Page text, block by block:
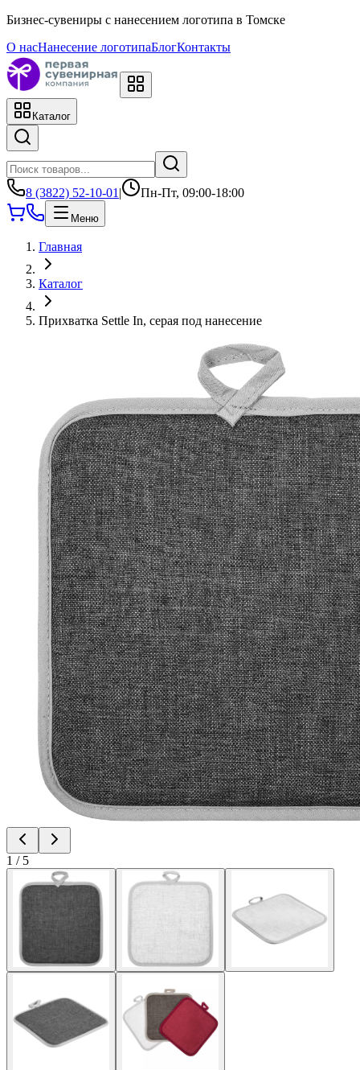
Бизнес-сувениры с нанесением логотипа в Томске
О насНанесение логотипаБлогКонтакты
Каталог
8 (3822) 52-10-01 | Пн-Пт, 09:00-18:00
Меню
Главная
Каталог
Прихватка Settle In, серая под нанесение
1 / 5